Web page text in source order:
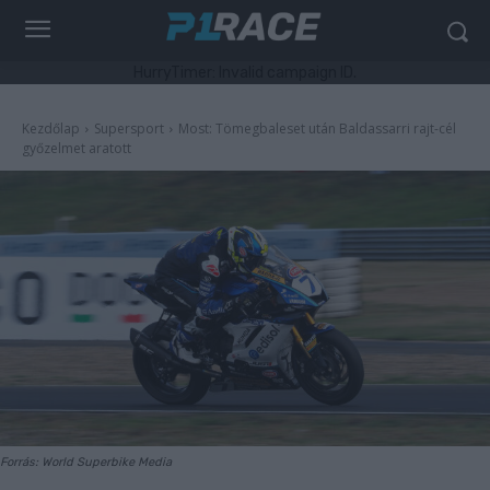
Kezdőlap Supersport
Most: Tömegbaleset után Baldassarri rajt-cél
győzelmet aratott
Forrás: World Superbike Media